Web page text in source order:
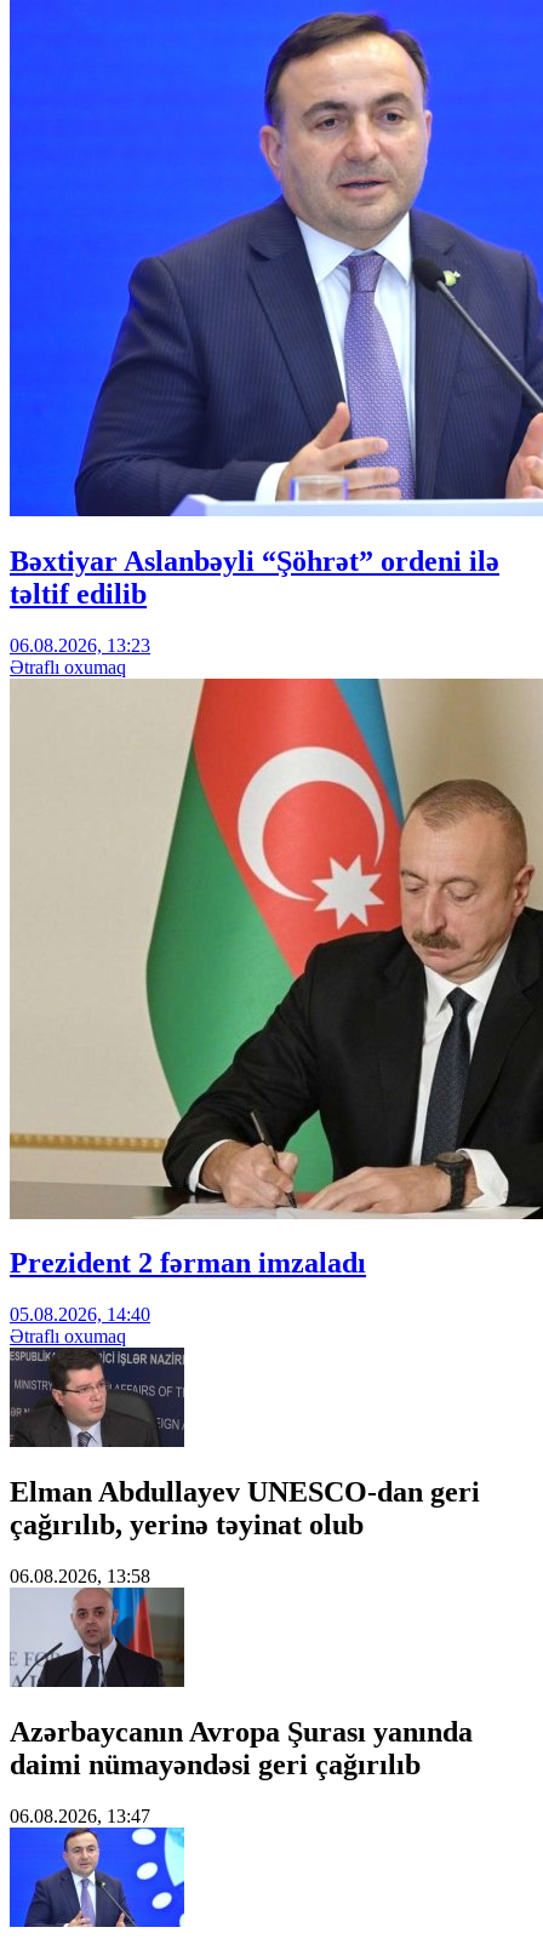
Bəxtiyar Aslanbəyli “Şöhrət” ordeni ilə
təltif edilib
06.08.2026, 13:23
Ətraflı oxumaq
Prezident 2 fərman imzaladı
05.08.2026, 14:40
Ətraflı oxumaq
Elman Abdullayev UNESCO-dan geri
çağırılıb, yerinə təyinat olub
06.08.2026, 13:58
Azərbaycanın Avropa Şurası yanında
daimi nümayəndəsi geri çağırılıb
06.08.2026, 13:47